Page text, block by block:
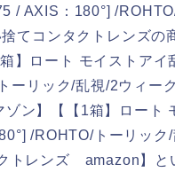
/ AXIS：180°] /
てコンタクトレンズの
】ロート モイストア
ーリック/乱視/2ウィー
ン】【【1箱】ロート
/ROHTO/トーリッ
トレンズ amazon】と